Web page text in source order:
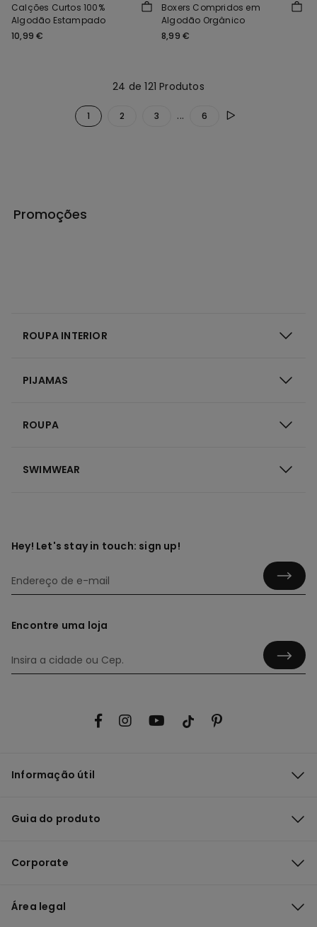
Calções Curtos 100%
Algodão Estampado
10,99 €
Boxers Compridos em
Algodão Orgânico
8,99 €
24 de 121 Produtos
1 2 3 ... 6
Promoções
ROUPA INTERIOR
PIJAMAS
ROUPA
SWIMWEAR
Hey! Let's stay in touch: sign up!
Encontre uma loja
Informação útil
Guia do produto
Corporate
Área legal